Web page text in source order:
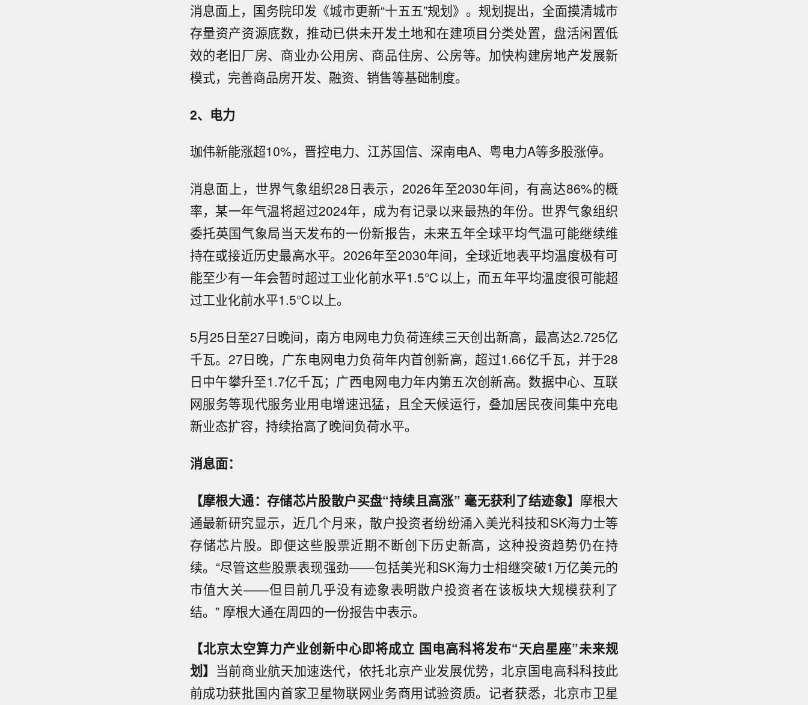
消息面上，国务院印发《城市更新“十五五”规划》。规划提出，全面摸清城市
存量资产资源底数，推动已供未开发土地和在建项目分类处置，盘活闲置低
效的老旧厂房、商业办公用房、商品住房、公房等。加快构建房地产发展新
模式，完善商品房开发、融资、销售等基础制度。
2、电力
珈伟新能涨超10%，晋控电力、江苏国信、深南电A、粤电力A等多股涨停。
消息面上，世界气象组织28日表示，2026年至2030年间，有高达86%的概
率，某一年气温将超过2024年，成为有记录以来最热的年份。世界气象组织
委托英国气象局当天发布的一份新报告，未来五年全球平均气温可能继续维
持在或接近历史最高水平。2026年至2030年间，全球近地表平均温度极有可
能至少有一年会暂时超过工业化前水平1.5℃以上，而五年平均温度很可能超
过工业化前水平1.5℃以上。
5月25日至27日晚间，南方电网电力负荷连续三天创出新高，最高达2.725亿
千瓦。27日晚，广东电网电力负荷年内首创新高，超过1.66亿千瓦，并于28
日中午攀升至1.7亿千瓦；广西电网电力年内第五次创新高。数据中心、互联
网服务等现代服务业用电增速迅猛，且全天候运行，叠加居民夜间集中充电
新业态扩容，持续抬高了晚间负荷水平。
消息面：
【摩根大通：存储芯片股散户买盘“持续且高涨” 毫无获利了结迹象】 摩根大
通最新研究显示，近几个月来，散户投资者纷纷涌入美光科技和SK海力士等
存储芯片股。即便这些股票近期不断创下历史新高，这种投资趋势仍在持
续。“尽管这些股票表现强劲——包括美光和SK海力士相继突破1万亿美元的
市值大关——但目前几乎没有迹象表明散户投资者在该板块大规模获利了
结。” 摩根大通在周四的一份报告中表示。
【北京太空算力产业创新中心即将成立 国电高科将发布“天启星座”未来规
划】 当前商业航天加速迭代，依托北京产业发展优势，北京国电高科科技此
前成功获批国内首家卫星物联网业务商用试验资质。记者获悉，北京市卫星